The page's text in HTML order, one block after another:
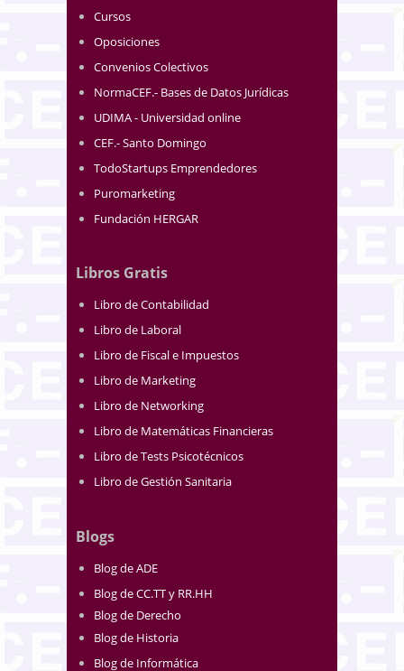
Cursos
Oposiciones
Convenios Colectivos
NormaCEF.- Bases de Datos Jurídicas
UDIMA - Universidad online
CEF.- Santo Domingo
TodoStartups Emprendedores
Puromarketing
Fundación HERGAR
Libros Gratis
Libro de Contabilidad
Libro de Laboral
Libro de Fiscal e Impuestos
Libro de Marketing
Libro de Networking
Libro de Matemáticas Financieras
Libro de Tests Psicotécnicos
Libro de Gestión Sanitaria
Blogs
Blog de ADE
Blog de CC.TT y RR.HH
Blog de Derecho
Blog de Historia
Blog de Informática